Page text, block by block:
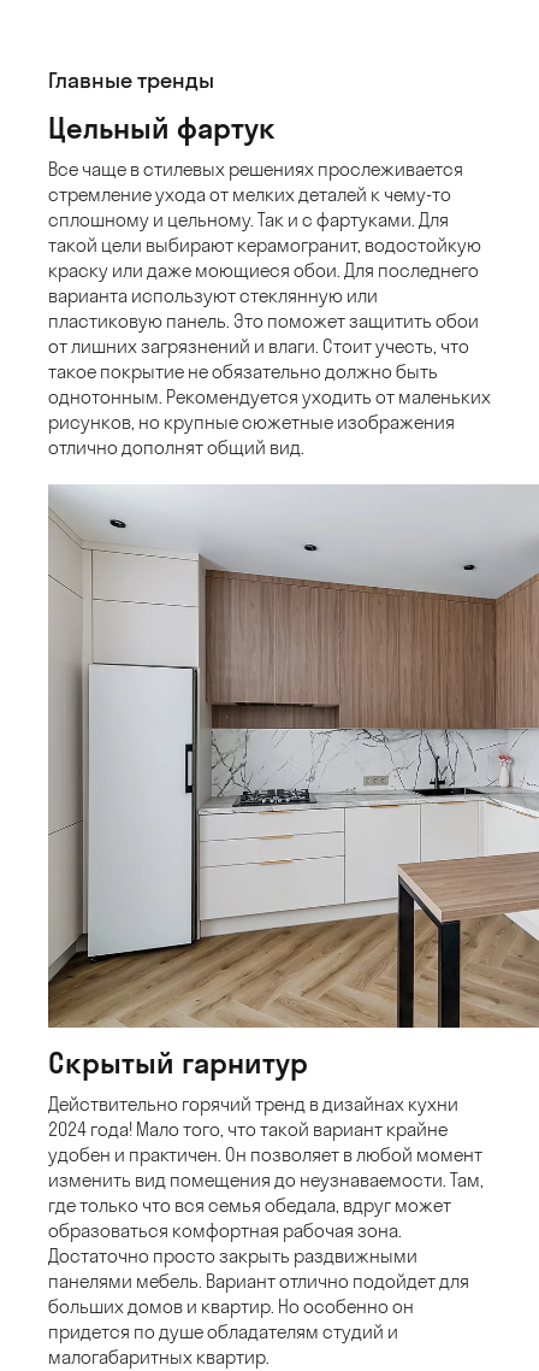
Главные тренды
Цельный фартук
Все чаще в стилевых решениях прослеживается
стремление ухода от мелких деталей к чему-то
сплошному и цельному. Так и с фартуками. Для
такой цели выбирают керамогранит, водостойкую
краску или даже моющиеся обои. Для последнего
варианта используют стеклянную или
пластиковую панель. Это поможет защитить обои
от лишних загрязнений и влаги. Стоит учесть, что
такое покрытие не обязательно должно быть
однотонным. Рекомендуется уходить от маленьких
рисунков, но крупные сюжетные изображения
отлично дополнят общий вид.
Скрытый гарнитур
Действительно горячий тренд в дизайнах кухни
2024 года! Мало того, что такой вариант крайне
удобен и практичен. Он позволяет в любой момент
изменить вид помещения до неузнаваемости. Там,
где только что вся семья обедала, вдруг может
образоваться комфортная рабочая зона.
Достаточно просто закрыть раздвижными
панелями мебель. Вариант отлично подойдет для
больших домов и квартир. Но особенно он
придется по душе обладателям студий и
малогабаритных квартир.